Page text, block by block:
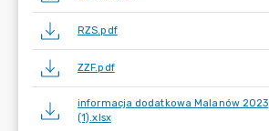
RZS.pdf
ZZF.pdf
informacja dodatkowa Malanów 2023
(1).xlsx